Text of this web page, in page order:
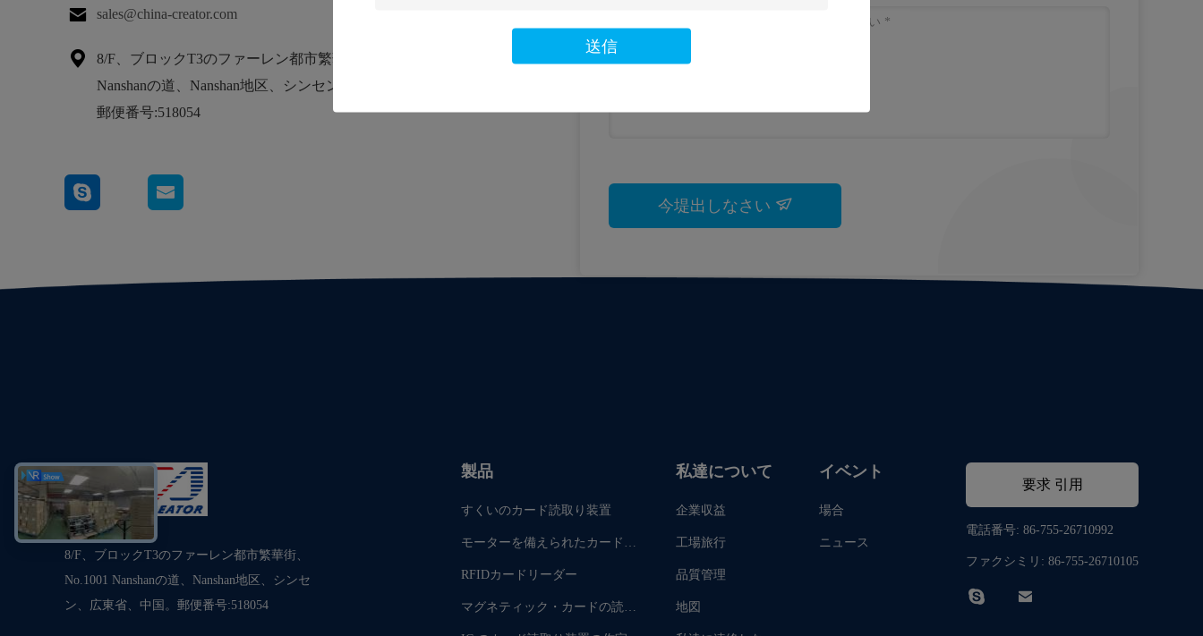
送信
 sales@china-creator.com

8/F、ブロックT3のファーレン都市繁華街、No.1001
Nanshanの道、Nanshan地区、シンセン、広東省、中国。
郵便番号:518054
今堤出しなさい
8/F、ブロックT3のファーレン都市繁華街、
No.1001 Nanshanの道、Nanshan地区、シンセ
ン、広東省、中国。郵便番号:518054
製品
すくいのカード読取り装置
モーターを備えられたカード読
RFIDカードリーダー
マグネティック・カードの読者
を挿入して下さい
私達について
企業収益
工場旅行
品質管理
地図
イベント
場合
ニュース
要求 引用
電話番号: 86-755-26710992
ファクシミリ: 86-755-26710105
 